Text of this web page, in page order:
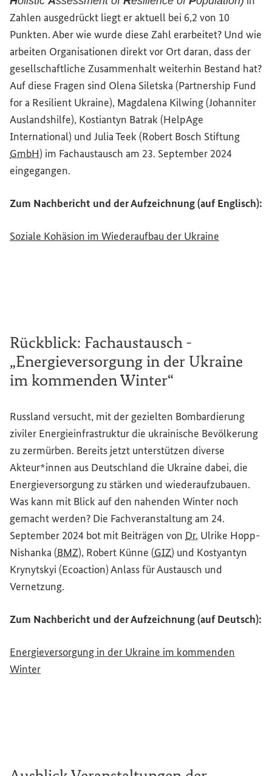
Zahlen ausgedrückt liegt er aktuell bei 6,2 von 10
Punkten. Aber wie wurde diese Zahl erarbeitet? Und wie
arbeiten Organisationen direkt vor Ort daran, dass der
gesellschaftliche Zusammenhalt weiterhin Bestand hat?
Auf diese Fragen sind Olena Siletska (Partnership Fund
for a Resilient Ukraine), Magdalena Kilwing (Johanniter
Auslandshilfe), Kostiantyn Batrak (HelpAge
International) und Julia Teek (Robert Bosch Stiftung
GmbH) im Fachaustausch am 23. September 2024
eingegangen.
Zum Nachbericht und der Aufzeichnung (auf Englisch):
Soziale Kohäsion im Wiederaufbau der Ukraine
Rückblick: Fachaustausch -
„Energieversorgung in der Ukraine
im kommenden Winter“
Russland versucht, mit der gezielten Bombardierung
ziviler Energieinfrastruktur die ukrainische Bevölkerung
zu zermürben. Bereits jetzt unterstützen diverse
Akteur*innen aus Deutschland die Ukraine dabei, die
Energieversorgung zu stärken und wiederaufzubauen.
Was kann mit Blick auf den nahenden Winter noch
gemacht werden? Die Fachveranstaltung am 24.
September 2024 bot mit Beiträgen von Dr. Ulrike Hopp-
Nishanka (BMZ), Robert Künne (GIZ) und Kostyantyn
Krynytskyi (Ecoaction) Anlass für Austausch und
Vernetzung.
Zum Nachbericht und der Aufzeichnung (auf Deutsch):
Energieversorgung in der Ukraine im kommenden
Winter